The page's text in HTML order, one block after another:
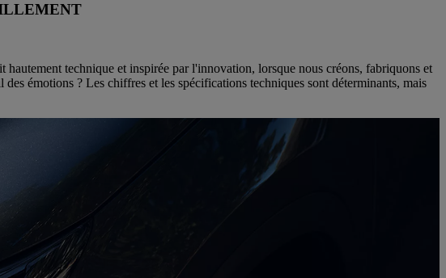
technique et inspirée par l'innovation, lorsque nous créons, fabriquons et
émotions ? Les chiffres et les spécifications techniques sont déterminants, mais